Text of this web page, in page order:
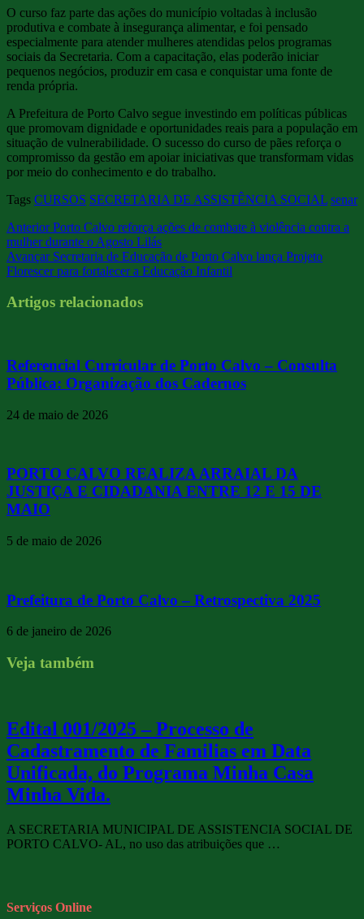
O curso faz parte das ações do município voltadas à inclusão
produtiva e combate à insegurança alimentar, e foi pensado
especialmente para atender mulheres atendidas pelos programas
sociais da Secretaria. Com a capacitação, elas poderão iniciar
pequenos negócios, produzir em casa e conquistar uma fonte de
renda própria.
A Prefeitura de Porto Calvo segue investindo em políticas públicas
que promovam dignidade e oportunidades reais para a população em
situação de vulnerabilidade. O sucesso do curso de pães reforça o
compromisso da gestão em apoiar iniciativas que transformam vidas
por meio do conhecimento e do trabalho.
Tags CURSOS SECRETARIA DE ASSISTÊNCIA SOCIAL senar
AnteriorPorto Calvo reforça ações de combate à violência contra a
mulher durante o Agosto Lilás
AvançarSecretaria de Educação de Porto Calvo lança Projeto
Florescer para fortalecer a Educação Infantil
Artigos relacionados
Referencial Curricular de Porto Calvo – Consulta
Pública: Organização dos Cadernos
24 de maio de 2026
PORTO CALVO REALIZA ARRAIAL DA
JUSTIÇA E CIDADANIA ENTRE 12 E 15 DE
MAIO
5 de maio de 2026
Prefeitura de Porto Calvo – Retrospectiva 2025
6 de janeiro de 2026
Veja também
Edital 001/2025 – Processo de
Cadastramento de Familias em Data
Unificada, do Programa Minha Casa
Minha Vida.
A SECRETARIA MUNICIPAL DE ASSISTENCIA SOCIAL DE
PORTO CALVO- AL, no uso das atribuições que …
Serviços Online